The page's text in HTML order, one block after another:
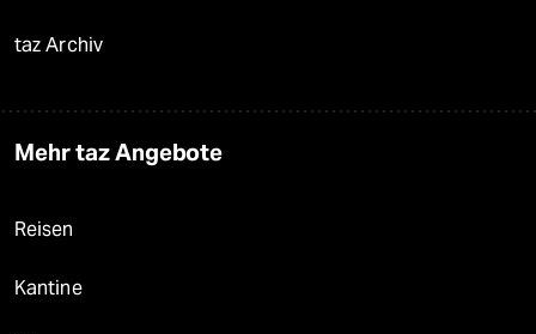
taz Archiv
Mehr taz Angebote
Reisen
Kantine